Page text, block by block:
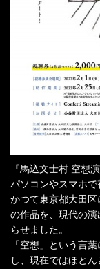
『馬込文士村 空想
パソコンやスマホで
かつて東京都大田
の作品を、現代の
らせました。
「空想」という言
し、現在ではほと